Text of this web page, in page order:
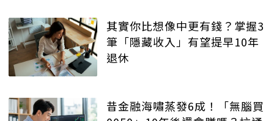
其實你比想像中更有錢？掌握3
筆「隱藏收入」有望提早10年
退休
昔金融海嘯蒸發6成！「無腦買